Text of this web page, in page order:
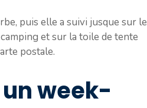
puis elle a suivi jusque sur le
et sur la toile de tente
postale.
week-